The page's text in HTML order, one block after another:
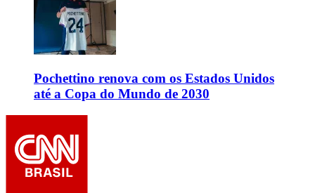
Pochettino renova com os Estados Unidos
até a Copa do Mundo de 2030